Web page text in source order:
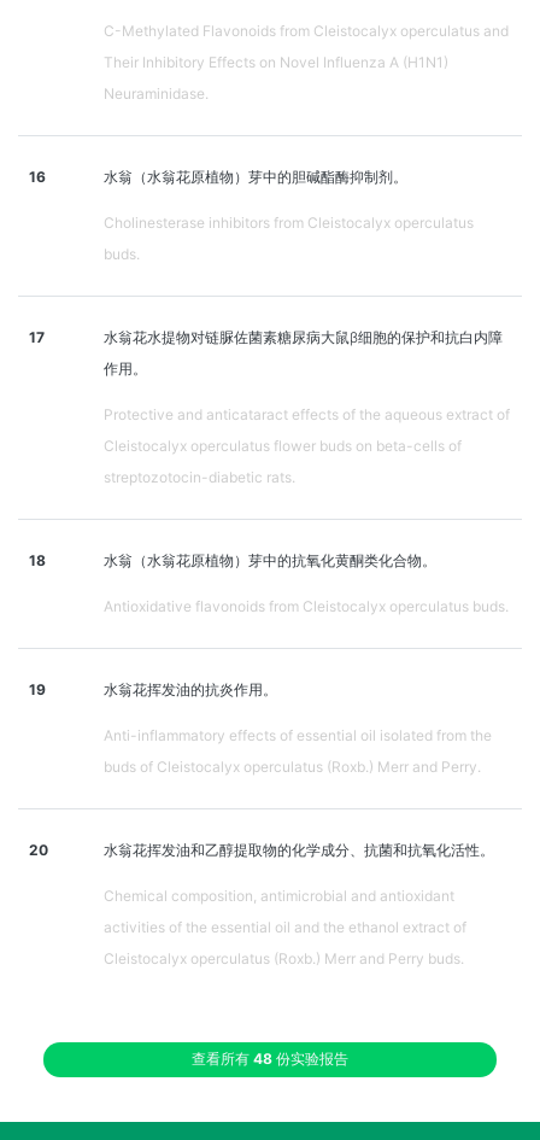
C-Methylated Flavonoids from Cleistocalyx operculatus and
Their Inhibitory Effects on Novel Influenza A (H1N1)
Neuraminidase.
16 水翁（水翁花原植物）芽中的胆碱酯酶抑制剂。
Cholinesterase inhibitors from Cleistocalyx operculatus
buds.
17
水翁花水提物对链脲佐菌素糖尿病大鼠β细胞的保护和抗白内障
作用。
Protective and anticataract effects of the aqueous extract of
Cleistocalyx operculatus flower buds on beta-cells of
streptozotocin-diabetic rats.
18 水翁（水翁花原植物）芽中的抗氧化黄酮类化合物。
Antioxidative flavonoids from Cleistocalyx operculatus buds.
19 水翁花挥发油的抗炎作用。
Anti-inflammatory effects of essential oil isolated from the
buds of Cleistocalyx operculatus (Roxb.) Merr and Perry.
20 水翁花挥发油和乙醇提取物的化学成分、抗菌和抗氧化活性。
Chemical composition, antimicrobial and antioxidant
activities of the essential oil and the ethanol extract of
Cleistocalyx operculatus (Roxb.) Merr and Perry buds.
查看所有 48 份实验报告